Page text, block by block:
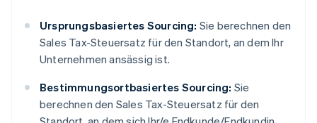
Ursprungsbasiertes Sourcing: Sie berechnen den
Sales Tax-Steuersatz für den Standort, an dem Ihr
Unternehmen ansässig ist.
Bestimmungsortbasiertes Sourcing: Sie
berechnen den Sales Tax-Steuersatz für den